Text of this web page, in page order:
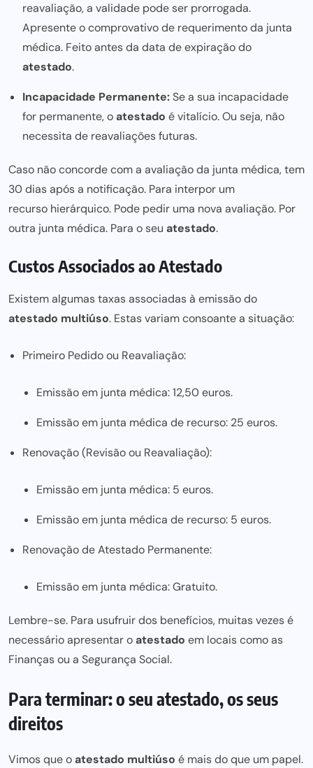
reavaliação, a validade pode ser prorrogada.
Apresente o comprovativo de requerimento da junta
médica. Feito antes da data de expiração do
atestado.
Incapacidade Permanente:Se a sua incapacidade
for permanente, oatestado é vitalício. Ou seja, não
necessita de reavaliações futuras.
Caso não concorde com a avaliação da junta médica, tem
30 dias após a notificação. Para interpor um
recurso hierárquico. Pode pedir uma nova avaliação. Por
outra junta médica. Para o seu atestado.
Custos Associados ao Atestado
Existem algumas taxas associadas à emissão do
atestado multiúso. Estas variam consoante a situação:
Primeiro Pedido ou Reavaliação:
Emissão em junta médica: 12,50 euros.
Emissão em junta médica de recurso: 25 euros.
Renovação (Revisão ou Reavaliação):
Emissão em junta médica: 5 euros.
Emissão em junta médica de recurso: 5 euros.
Renovação de Atestado Permanente:
Emissão em junta médica: Gratuito.
Lembre-se. Para usufruir dos benefícios, muitas vezes é
necessário apresentar oatestado em locais como as
Finançasou a Segurança Social.
Para terminar: o seu atestado, os seus
direitos
Vimos que oatestado multiúso é mais do que um papel.